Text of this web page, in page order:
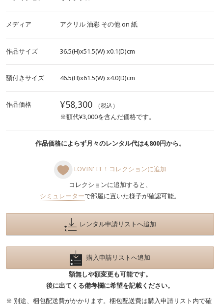
メディア アクリル油彩 その他on 紙
作品サイズ 36.5(H)x51.5(W) x0.1(D)cm
額付きサイズ 46.5(H)x61.5(W) x4.0(D)cm
作品価格 ¥58,300 （税込）
※額代¥3,000を含んだ価格です。
作品価格によらず月々のレンタル代は4,800円から。
LOVIN' IT！コレクションに追加
コレクションに追加すると、
シミュレーターで部屋に置いた様子が確認可能。
レンタル申請リストへ追加
購入申請リストへ追加
額無しや額変更も可能です。
後に出てくる備考欄に希望を記載ください。
※ 別途、梱包配送費がかかります。梱包配送費は購入申請リスト内で確